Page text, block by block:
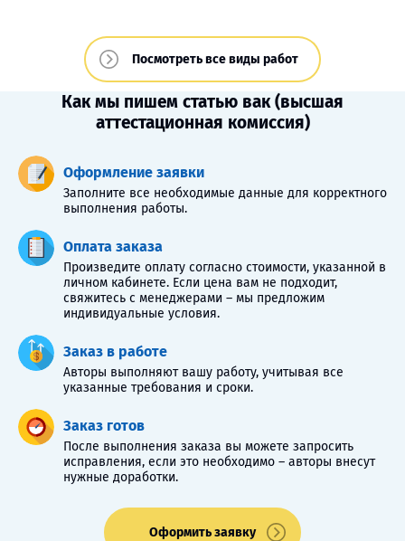
Посмотреть все виды работ
Как мы пишем статью вак (высшая
аттестационная комиссия)
Оформление заявки
Заполните все необходимые данные для корректного
выполнения работы.
Оплата заказа
Произведите оплату согласно стоимости, указанной в
личном кабинете. Если цена вам не подходит,
свяжитесь с менеджерами – мы предложим
индивидуальные условия.
Заказ в работе
Авторы выполняют вашу работу, учитывая все
указанные требования и сроки.
Заказ готов
После выполнения заказа вы можете запросить
исправления, если это необходимо – авторы внесут
нужные доработки.
Оформить заявку